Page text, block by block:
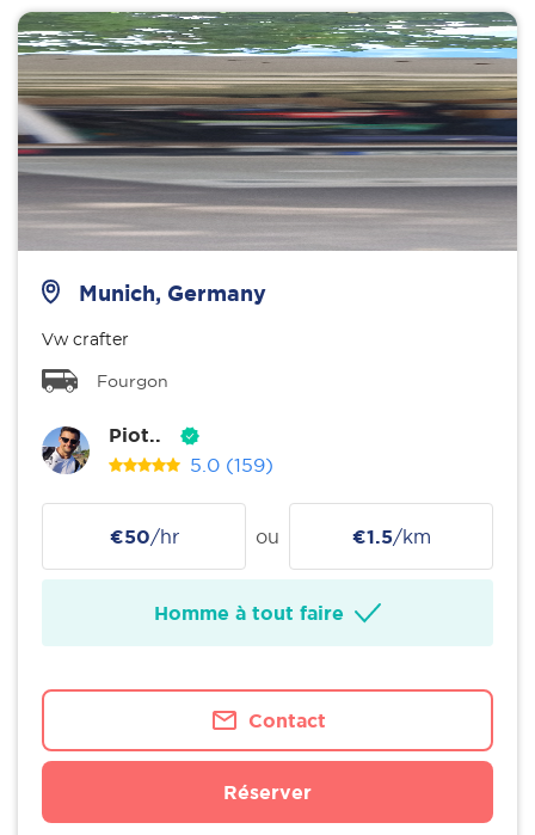
Munich, Germany
Vw crafter
Fourgon
Piot..
5.0 (159)
€50/hr ou €1.5/km
Homme à tout faire
Contact
Réserver